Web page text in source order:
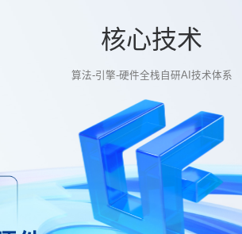
核心技术
算法-引擎-硬件全栈自研AI技术体系